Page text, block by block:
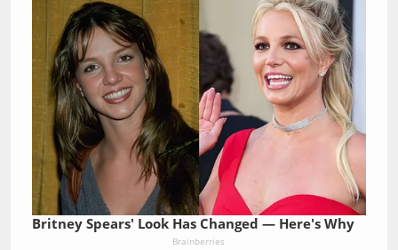
Britney Spears' Look Has Changed — Here's Why
Brainberries